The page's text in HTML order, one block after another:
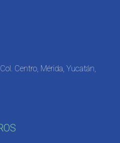
Centro, Mérida, Yucatán,